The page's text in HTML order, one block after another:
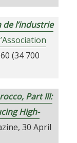
l’industrie
(34 700
Part III:
High-
30 April